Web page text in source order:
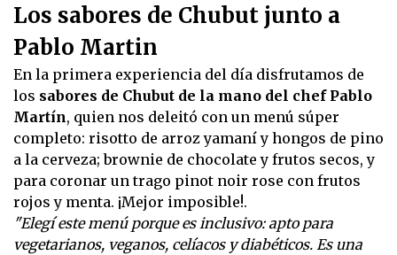
Los sabores de Chubut junto a
Pablo Martin
En la primera experiencia del día disfrutamos de
los sabores de Chubut de la mano del chef Pablo
Martín, quien nos deleitó con un menú súper
completo: risotto de arroz yamaní y hongos de pino
a la cerveza; brownie de chocolate y frutos secos, y
para coronar un trago pinot noir rose con frutos
rojos y menta. ¡Mejor imposible!.
"Elegí este menú porque es inclusivo: apto para
vegetarianos, veganos, celíacos y diabéticos. Es una